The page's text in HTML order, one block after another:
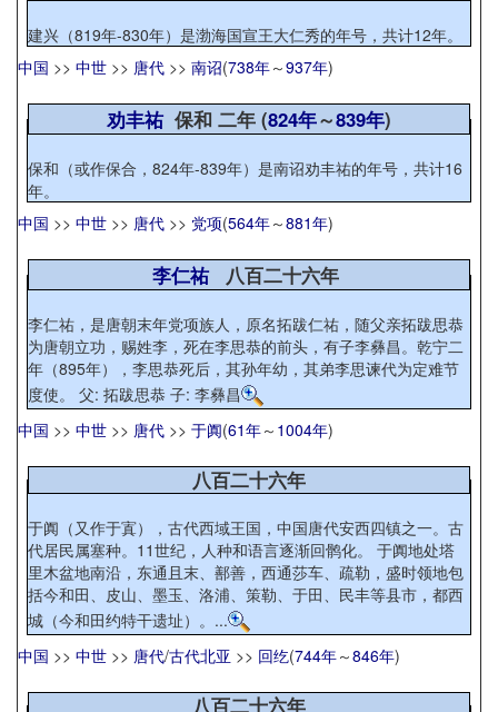
建兴（819年-830年）是渤海国宣王大仁秀的年号，共计12年。
中国 >> 中世 >> 唐代 >> 南诏(738年～937年)
劝丰祐保和 二年 (824年～839年)
保和（或作保合，824年-839年）是南诏劝丰祐的年号，共计16
年。
中国 >> 中世 >> 唐代 >> 党项(564年～881年)
李仁祐八百二十六年
李仁祐，是唐朝末年党项族人，原名拓跋仁祐，随父亲拓跋思恭
为唐朝立功，赐姓李，死在李思恭的前头，有子李彝昌。乾宁二
年（895年），李思恭死后，其孙年幼，其弟李思谏代为定难节
度使。 父: 拓跋思恭 子: 李彝昌
中国 >> 中世 >> 唐代 >> 于阗(61年～ 1004年)
八百二十六年
于阗（又作于寘），古代西域王国，中国唐代安西四镇之一。古
代居民属塞种。11世纪，人种和语言逐渐回鹘化。 于阗地处塔
里木盆地南沿，东通且末、鄯善，西通莎车、疏勒，盛时领地包
括今和田、皮山、墨玉、洛浦、策勒、于田、民丰等县市，都西
城（今和田约特干遗址）。...
中国 >> 中世 >> 唐代/古代北亚 >> 回纥(744年～846年)
八百二十六年